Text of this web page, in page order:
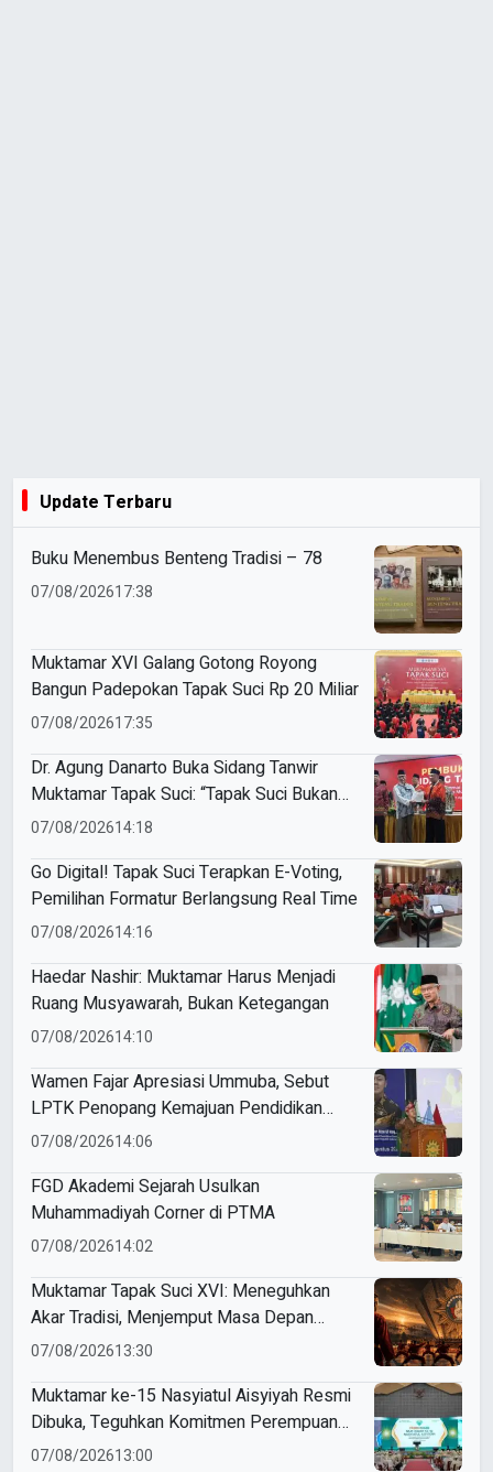
Update Terbaru
Buku Menembus Benteng Tradisi – 78
07/08/202617:38
Muktamar XVI Galang Gotong Royong
Bangun Padepokan Tapak Suci Rp 20 Miliar
07/08/202617:35
Dr. Agung Danarto Buka Sidang Tanwir
Muktamar Tapak Suci: “Tapak Suci Bukan
Organisasi Ko Ping Ho dan Dracin”
07/08/202614:18
Go Digital! Tapak Suci Terapkan E-Voting,
Pemilihan Formatur Berlangsung Real Time
07/08/202614:16
Haedar Nashir: Muktamar Harus Menjadi
Ruang Musyawarah, Bukan Ketegangan
07/08/202614:10
Wamen Fajar Apresiasi Ummuba, Sebut
LPTK Penopang Kemajuan Pendidikan
Indonesia
07/08/202614:06
FGD Akademi Sejarah Usulkan
Muhammadiyah Corner di PTMA
07/08/202614:02
Muktamar Tapak Suci XVI: Meneguhkan
Akar Tradisi, Menjemput Masa Depan
Mendunia
07/08/202613:30
Muktamar ke-15 Nasyiatul Aisyiyah Resmi
Dibuka, Teguhkan Komitmen Perempuan
Muda Berkemajuan
07/08/202613:00